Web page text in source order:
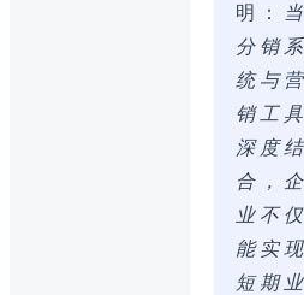
明：
当
分销系
统与营
销工具
深度结
合，企
业不仅
能实现
短期业